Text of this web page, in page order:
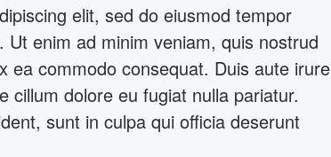
elit, sed do eiusmod tempor
enim ad minim veniam, quis nostrud
ea commodo consequat. Duis aute irure
cillum dolore eu fugiat nulla pariatur.
sunt in culpa qui officia deserunt